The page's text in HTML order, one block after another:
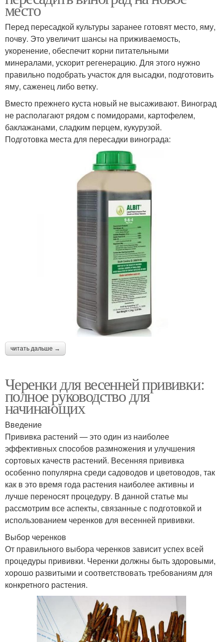
место
Перед пересадкой культуры заранее готовят место, яму,
почву. Это увеличит шансы на приживаемость,
укоренение, обеспечит корни питательными
минералами, ускорит регенерацию. Для этого нужно
правильно подобрать участок для высадки, подготовить
яму, саженец либо ветку.
Вместо прежнего куста новый не высаживают. Виноград
не располагают рядом с помидорами, картофелем,
баклажанами, сладким перцем, кукурузой.
Подготовка места для пересадки винограда:
читать дальше →
Черенки для весенней прививки:
полное руководство для
начинающих
Введение
Прививка растений — это один из наиболее
эффективных способов размножения и улучшения
сортовых качеств растений. Весенняя прививка
особенно популярна среди садоводов и цветоводов, так
как в это время года растения наиболее активны и
лучше переносят процедуру. В данной статье мы
рассмотрим все аспекты, связанные с подготовкой и
использованием черенков для весенней прививки.
Выбор черенков
От правильного выбора черенков зависит успех всей
процедуры прививки. Черенки должны быть здоровыми,
хорошо развитыми и соответствовать требованиям для
конкретного растения.